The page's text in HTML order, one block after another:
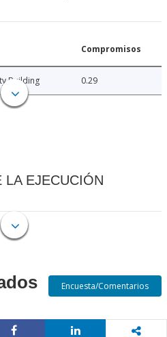
Compromisos
Building 0.29
LA EJECUCIÓN
Encuesta/Comentarios